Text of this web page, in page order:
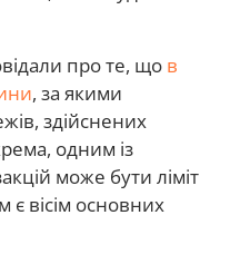
про те, що в
, за якими
здійснених
одним із
може бути ліміт
є вісім основних